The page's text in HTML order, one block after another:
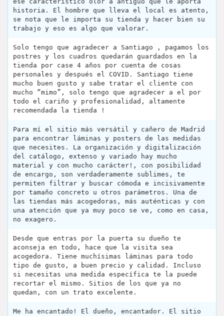
historia. El hombre que lleva el local es atento,
se nota que le importa su tienda y hacer bien su
trabajo y eso es algo que valorar.
Solo tengo que agradecer a Santiago , pagamos los
postres y los cuadros quedarán guardados en la
tienda por case 4 años por cuenta de cosas
personales y después el COVID. Santiago tiene
mucho buen gusto y sabe tratar el cliente con
mucho “mimo”, solo tengo que agradecer a el por
todo el cariño y profesionalidad, altamente
recomendada la tienda !
Para mí el sitio más versátil y cañero de Madrid
para encontrar láminas y posters de las medidas
que necesites. La organización y digitalización
del catálogo, extenso y variado hay mucho
material y con mucho carácter!, con posibilidad
de encargo, son verdaderamente sublimes, te
permiten filtrar y buscar cómoda e incisivamente
por tamaño concreto u otros parámetros. Una de
las tiendas más acogedoras, más auténticas y con
una atención que ya muy poco se ve, como en casa,
no exagero.
Desde que entras por la puerta su dueño te
aconseja en todo, hace que la visita sea
acogedora. Tiene muchísimas láminas para todo
tipo de gusto, a buen precio y calidad. Incluso
si necesitas una medida específica te la puede
recortar el mismo. Sitios de los que ya no
quedan, con un trato excelente.
Me ha encantado! El dueño, encantador. El sitio